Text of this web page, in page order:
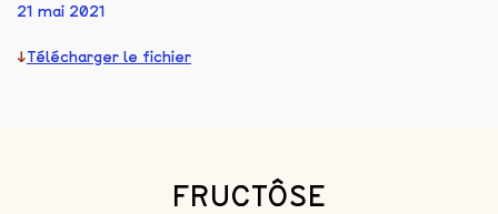
21 mai 2021
Télécharger le fichier
FRUCTÔSE